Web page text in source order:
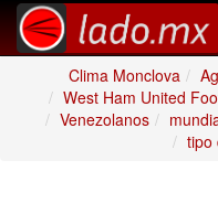
Clima Monclova
West Ham United
Venezolanos
tipo